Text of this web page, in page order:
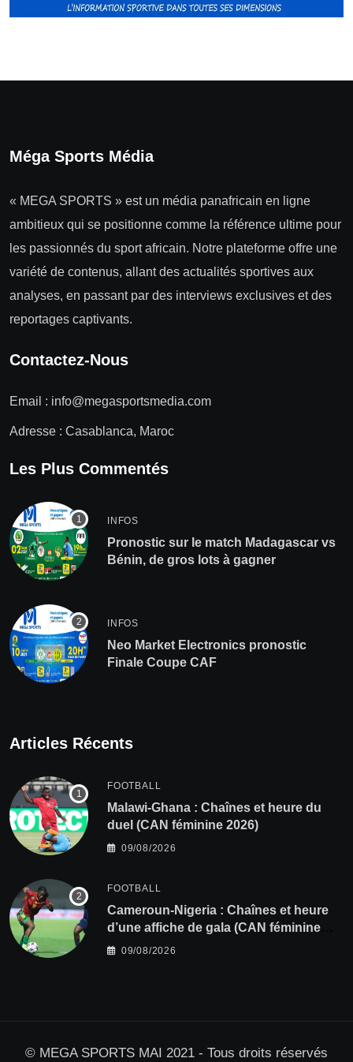
Méga Sports Média
« MEGA SPORTS » est un média panafricain en ligne
ambitieux qui se positionne comme la référence ultime pour
les passionnés du sport africain. Notre plateforme offre une
variété de contenus, allant des actualités sportives aux
analyses, en passant par des interviews exclusives et des
reportages captivants.
Contactez-Nous
Email : info@megasportsmedia.com
Adresse : Casablanca, Maroc
Les Plus Commentés
INFOS
Pronostic sur le match Madagascar vs
Bénin, de gros lots à gagner
INFOS
Neo Market Electronics pronostic
Finale Coupe CAF
Articles Récents
FOOTBALL
Malawi-Ghana : Chaînes et heure du
duel (CAN féminine 2026)
09/08/2026
FOOTBALL
Cameroun-Nigeria : Chaînes et heure
d’une affiche de gala (CAN féminine
2026)
09/08/2026
© MEGA SPORTS MAI 2021 - Tous droits réservés